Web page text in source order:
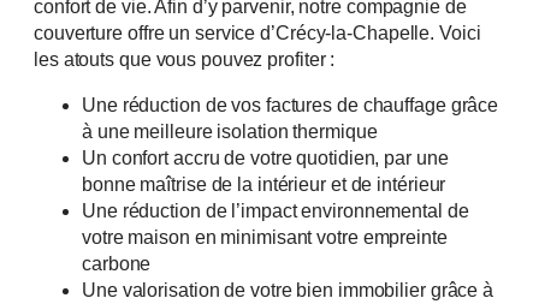
confort de vie. Afin d’y parvenir, notre compagnie de
couverture offre un service d’Crécy-la-Chapelle. Voici
les atouts que vous pouvez profiter :
Une réduction de vos factures de chauffage grâce
à une meilleure isolation thermique
Un confort accru de votre quotidien, par une
bonne maîtrise de la intérieur et de intérieur
Une réduction de l’impact environnemental de
votre maison en minimisant votre empreinte
carbone
Une valorisation de votre bien immobilier grâce à